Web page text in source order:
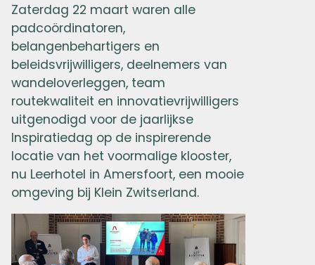
Zaterdag 22 maart waren alle
padcoördinatoren,
belangenbehartigers en
beleidsvrijwilligers, deelnemers van
wandeloverleggen, team
routekwaliteit en innovatievrijwilligers
uitgenodigd voor de jaarlijkse
Inspiratiedag op de inspirerende
locatie van het voormalige klooster,
nu Leerhotel in Amersfoort, een mooie
omgeving bij Klein Zwitserland.